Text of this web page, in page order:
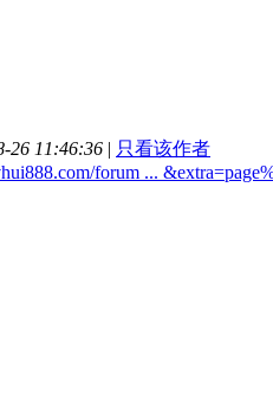
26 11:46:36 | 只看该作者
forum ...